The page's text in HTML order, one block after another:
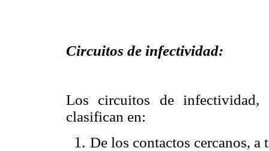
Circuitos de infectividad:
Los circuitos de infectividad,
clasifican en:
De los contactos cercanos, a